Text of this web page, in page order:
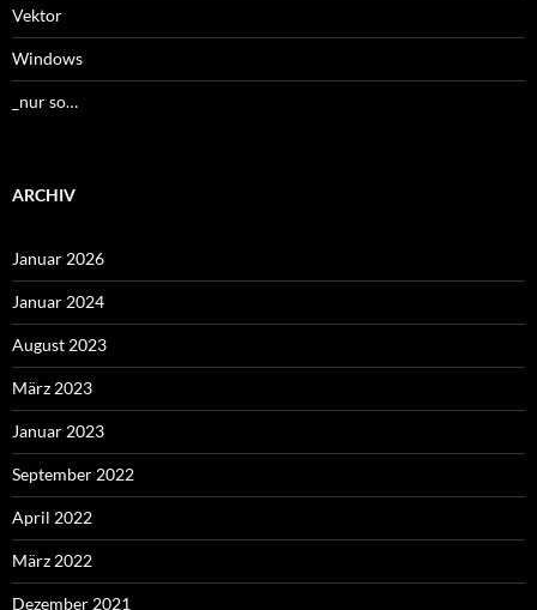
Vektor
Windows
_nur so…
ARCHIV
Januar 2026
Januar 2024
August 2023
März 2023
Januar 2023
September 2022
April 2022
März 2022
Dezember 2021